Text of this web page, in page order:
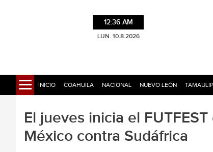
12:36 AM
LUN. 10.8.2026
INICIO COAHUILA NACIONAL NUEVO LEÓN
El jueves inicia el
México contra Sudáfrica